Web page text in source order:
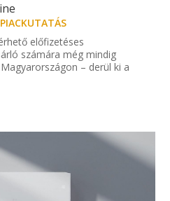
PIACKUTATÁS
előfizetéses
számára még mindig
– derül ki a